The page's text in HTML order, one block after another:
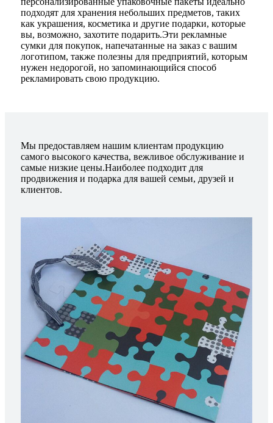
подходят для хранения небольших предметов, таких
как украшения, косметика и другие подарки, которые
вы, возможно, захотите подарить.Эти рекламные
сумки для покупок, напечатанные на заказ с вашим
логотипом, также полезны для предприятий, которым
нужен недорогой, но запоминающийся способ
рекламировать свою продукцию.
Мы предоставляем нашим клиентам продукцию
самого высокого качества, вежливое обслуживание и
самые низкие цены.Наиболее подходит для
продвижения и подарка для вашей семьи, друзей и
клиентов.